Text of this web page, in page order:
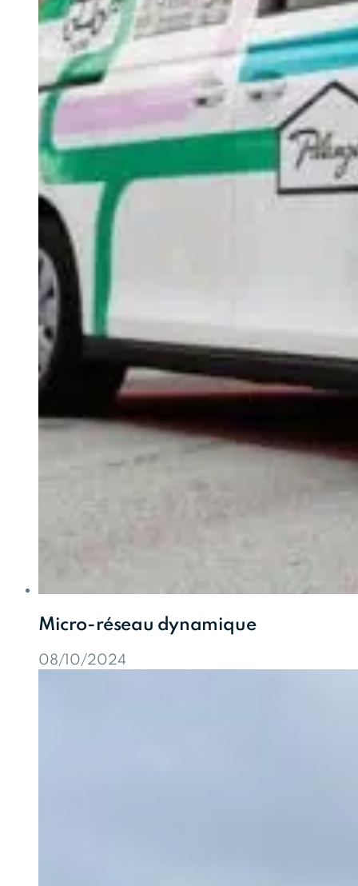
Micro-réseau dynamique
08/10/2024